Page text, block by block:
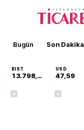
Bugün Son Dakika
BIST
13.798,82
USD
47,59